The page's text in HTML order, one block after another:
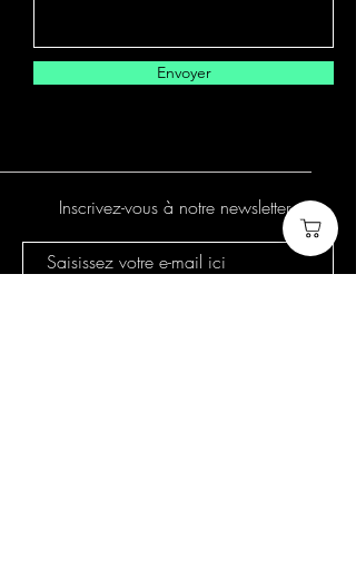
Envoyer
Inscrivez-vous à notre newsletter